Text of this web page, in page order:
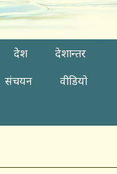
देश
देशान्तर
संचयन
वीडियो